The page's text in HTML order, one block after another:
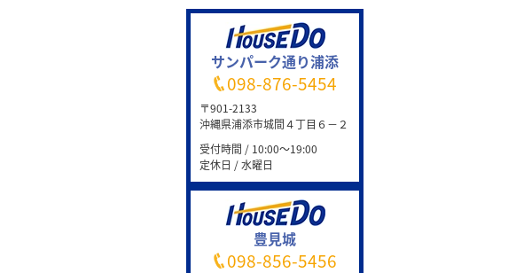
サンパーク通り浦添
098-876-5454
〒901-2133
沖縄県浦添市城間４丁目６－２
受付時間 / 10:00～19:00
定休日 / 水曜日
豊見城
098-856-5456